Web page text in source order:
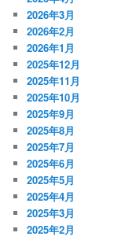
2026年3月
2026年2月
2026年1月
2025年12月
2025年11月
2025年10月
2025年9月
2025年8月
2025年7月
2025年6月
2025年5月
2025年4月
2025年3月
2025年2月